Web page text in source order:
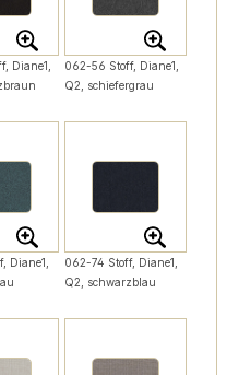
Diane1,
062-56 Stoff, Diane1,
Q2, schiefergrau
Diane1,
062-74 Stoff, Diane1,
Q2, schwarzblau